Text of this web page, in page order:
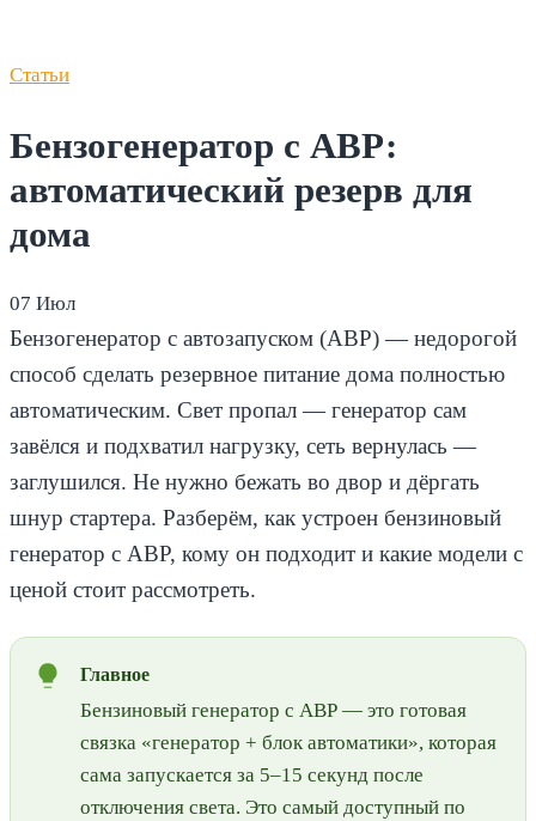
Статьи
Бензогенератор с АВР:
автоматический резерв для
дома
07 Июл
Бензогенератор с автозапуском (АВР) — недорогой
способ сделать резервное питание дома полностью
автоматическим. Свет пропал — генератор сам
завёлся и подхватил нагрузку, сеть вернулась —
заглушился. Не нужно бежать во двор и дёргать
шнур стартера. Разберём, как устроен бензиновый
генератор с АВР, кому он подходит и какие модели с
ценой стоит рассмотреть.
Главное
Бензиновый генератор с АВР — это готовая
связка «генератор + блок автоматики», которая
сама запускается за 5–15 секунд после
отключения света. Это самый доступный по